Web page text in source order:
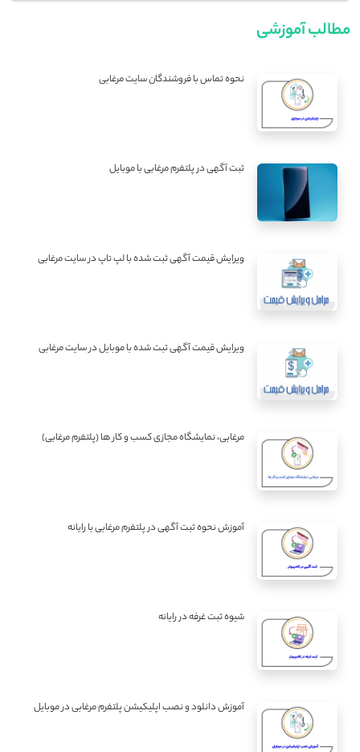
مطالب آموزشی
نحوه تماس با فروشندگان سایت مرغابی
ثبت آگهی در پلتفرم مرغابی با موبایل
ویرایش قیمت آگهی ثبت شده با لپ تاپ در سایت مرغابی
ویرایش قیمت آگهی ثبت شده با موبایل در سایت مرغابی
مرغابی، نمایشگاه مجازی کسب و کار ها (پلتفرم مرغابی)
آموزش نحوه ثبت آگهی در پلتفرم مرغابی با رایانه
شیوه ثبت غرفه در رایانه
آموزش دانلود و نصب اپلیکیشن پلتفرم مرغابی در موبایل